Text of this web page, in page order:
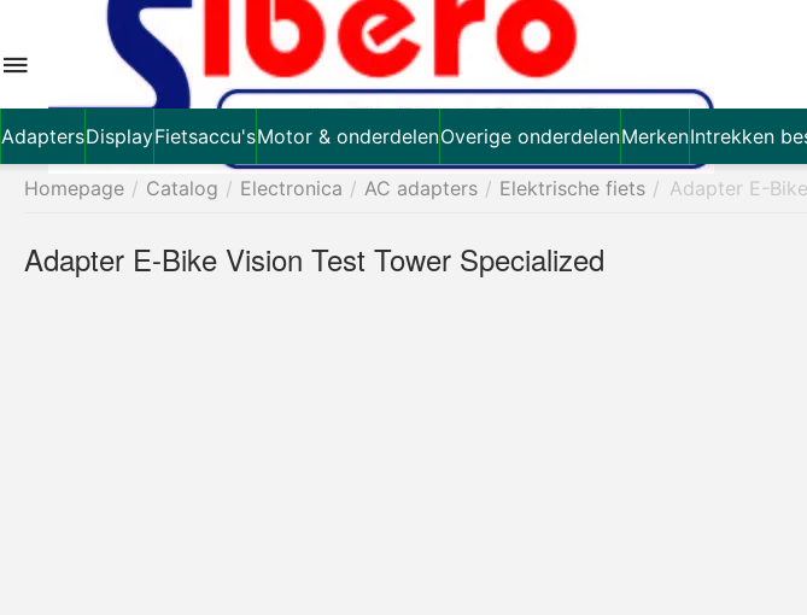
AdaptersDisplayFietsaccu'sMotor & onderdelenOverige onderdelenMerkenIntrekken
Homepage / Catalog / Electronica / AC adapters / Elektrische fiets / Adapter E-
Adapter E-Bike Vision Test Tower Specialized